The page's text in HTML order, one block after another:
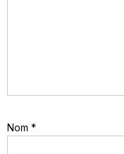
Nom *